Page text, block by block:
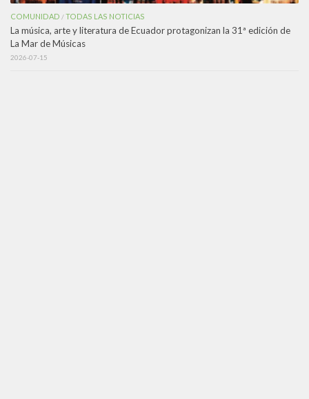
COMUNIDAD /TODAS LAS NOTICIAS
La música, arte y literatura de Ecuador protagonizan la 31ª edición de
La Mar de Músicas
2026-07-15